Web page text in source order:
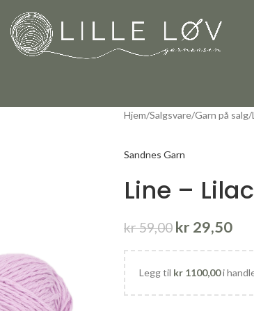
Hjem Salgsvare Garn på salg
Sandnes Garn
Line –
kr59,00 kr 29,50
Legg til kr1100,00i